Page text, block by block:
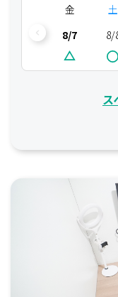
金
8/7
土
8/
ス